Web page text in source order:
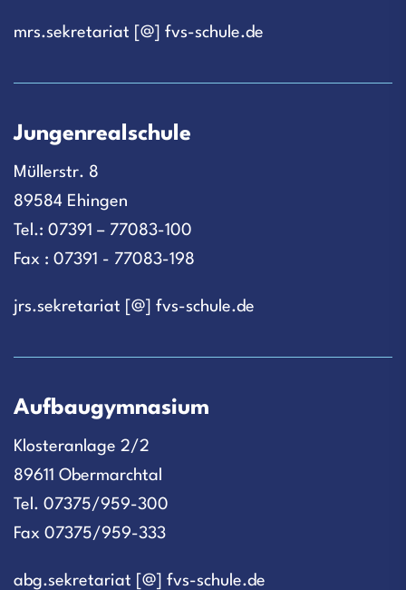
mrs.sekretariat [@] fvs-schule.de
Jungenrealschule
Müllerstr. 8
89584 Ehingen
Tel.: 07391 – 77083-100
Fax : 07391 - 77083-198
jrs.sekretariat [@] fvs-schule.de
Aufbaugymnasium
Klosteranlage 2/2
89611 Obermarchtal
Tel. 07375/959-300
Fax 07375/959-333
abg.sekretariat [@] fvs-schule.de